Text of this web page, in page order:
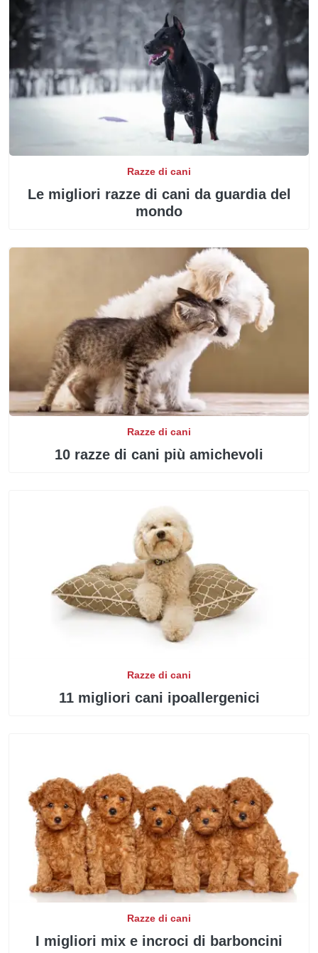
Razze di cani
Le migliori razze di cani da guardia del
mondo
Razze di cani
10 razze di cani più amichevoli
Razze di cani
11 migliori cani ipoallergenici
Razze di cani
I migliori mix e incroci di barboncini